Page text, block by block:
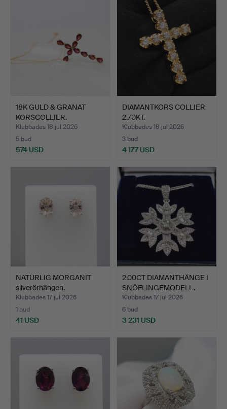
18K GULD & GRANAT
KORSCOLLIER.
Klubbades 18 jul 2026
5 bud
574 USD
DIAMANTKORS COLLIER
2,70KT.
Klubbades 18 jul 2026
3 bud
4 177 USD
NATURLIG MORGANIT
silverörhängen.
Klubbades 17 jul 2026
1 bud
41 USD
2.00CT DIAMANTHÄNGE I
SNÖFLINGEMODELL.
Klubbades 17 jul 2026
6 bud
3 231 USD